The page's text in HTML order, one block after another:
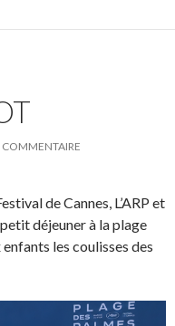
COMMENTAIRE
de Cannes, L’ARP et
déjeuner à la plage
les coulisses des